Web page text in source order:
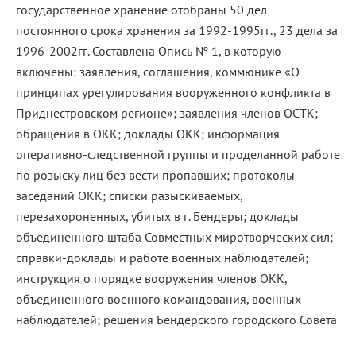
государственное хранение отобраны 50 дел
постоянного срока хранения за 1992-1995гг., 23 дела за
1996-2002гг. Составлена Опись № 1, в которую
включены: заявления, соглашения, коммюнике «О
принципах урегулирования вооруженного конфликта в
Приднестровском регионе»; заявления членов ОСТК;
обращения в ОКК; доклады ОКК; информация
оперативно-следственной группы и проделанной работе
по розыску лиц без вести пропавших; протоколы
заседаний ОКК; списки разыскиваемых,
перезахороненных, убитых в г. Бендеры; доклады
объединенного штаба Совместных миротворческих сил;
справки-доклады и работе военных наблюдателей;
инструкция о порядке вооружения членов ОКК,
объединенного военного командования, военных
наблюдателей; решения Бендерского городского Совета